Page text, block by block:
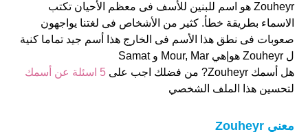
Zouheyr هو اسم للبنين للأسف فى معظم الأحيان تكتب
الاسماء بطريقة خطأ. كثير من الأشخاص فى لغتنا يواجهون
صعوبات فى نطق هذا الأسم فى الخارج هذا أسم جيد تماما كنية
ل Zouheyr هو|هي Mour, Mar و Samat
هل أسمك Zouheyr? من فضلك اجب على
5 اسئلة عن أسمك
لتحسين هذا الملف الشخصي
معني Zouheyr